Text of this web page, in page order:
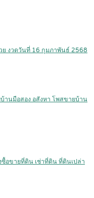
ย งวดวันที่ 16 กุมภาพันธ์ 2568
านมือสอง อสังหา โพสขายบ้าน
อขายที่ดิน เช่าที่ดิน ที่ดินเปล่า